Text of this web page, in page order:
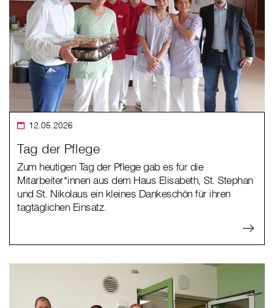
12.05.2026
Tag der Pflege
Zum heutigen Tag der Pflege gab es für die
Mitarbeiter*innen aus dem Haus Elisabeth, St. Stephan
und St. Nikolaus ein kleines Dankeschön für ihren
tagtäglichen Einsatz.